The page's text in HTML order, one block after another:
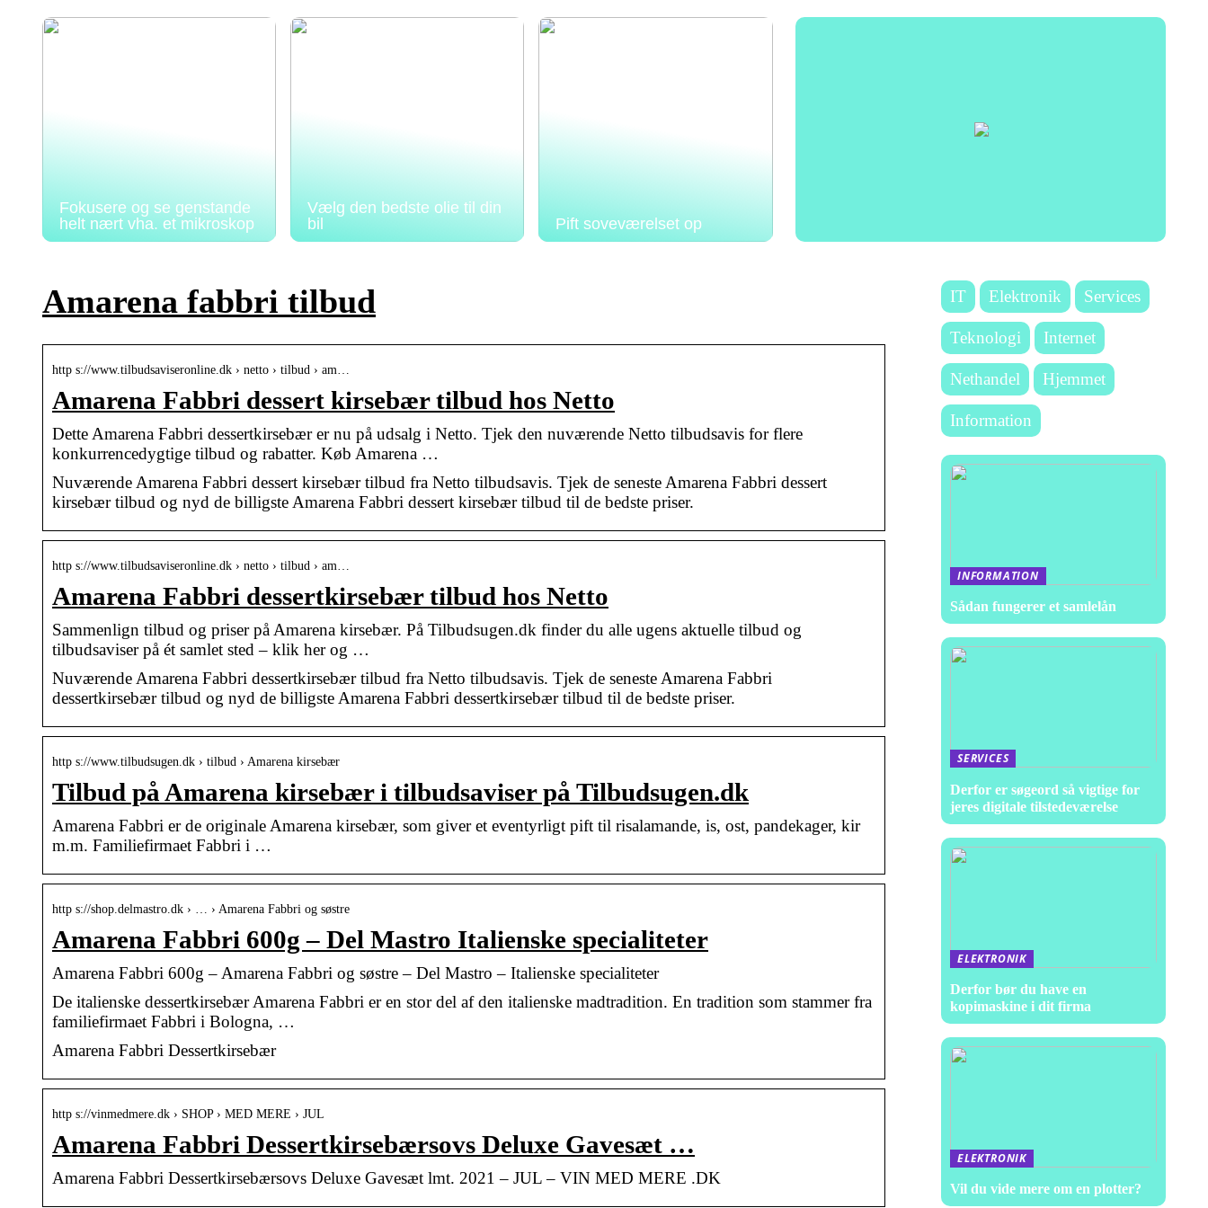
Fokusere og se genstande
helt nært vha. et mikroskop
Vælg den bedste olie til din
bil
Pift soveværelset op
Amarena fabbri tilbud
http s://www.tilbudsaviseronline.dk › netto › tilbud › am…
Amarena Fabbri dessert kirsebær tilbud hos Netto
Dette Amarena Fabbri dessertkirsebær er nu på udsalg i Netto. Tjek den nuværende Netto tilbudsavis for flere
konkurrencedygtige tilbud og rabatter. Køb Amarena …
Nuværende Amarena Fabbri dessert kirsebær tilbud fra Netto tilbudsavis. Tjek de seneste Amarena Fabbri dessert
kirsebær tilbud og nyd de billigste Amarena Fabbri dessert kirsebær tilbud til de bedste priser.
http s://www.tilbudsaviseronline.dk › netto › tilbud › am…
Amarena Fabbri dessertkirsebær tilbud hos Netto
Sammenlign tilbud og priser på Amarena kirsebær. På Tilbudsugen.dk finder du alle ugens aktuelle tilbud og
tilbudsaviser på ét samlet sted – klik her og …
Nuværende Amarena Fabbri dessertkirsebær tilbud fra Netto tilbudsavis. Tjek de seneste Amarena Fabbri
dessertkirsebær tilbud og nyd de billigste Amarena Fabbri dessertkirsebær tilbud til de bedste priser.
http s://www.tilbudsugen.dk › tilbud › Amarena kirsebær
Tilbud på Amarena kirsebær i tilbudsaviser på Tilbudsugen.dk
Amarena Fabbri er de originale Amarena kirsebær, som giver et eventyrligt pift til risalamande, is, ost, pandekager, kir
m.m. Familiefirmaet Fabbri i …
http s://shop.delmastro.dk › … › Amarena Fabbri og søstre
Amarena Fabbri 600g – Del Mastro Italienske specialiteter
Amarena Fabbri 600g – Amarena Fabbri og søstre – Del Mastro – Italienske specialiteter
De italienske dessertkirsebær Amarena Fabbri er en stor del af den italienske madtradition. En tradition som stammer fra
familiefirmaet Fabbri i Bologna, …
Amarena Fabbri Dessertkirsebær
http s://vinmedmere.dk › SHOP › MED MERE › JUL
Amarena Fabbri Dessertkirsebærsovs Deluxe Gavesæt …
Amarena Fabbri Dessertkirsebærsovs Deluxe Gavesæt lmt. 2021 – JUL – VIN MED MERE .DK
IT Elektronik Services
Teknologi Internet
Nethandel Hjemmet
Information
INFORMATION
Sådan fungerer et samlelån
SERVICES
Derfor er søgeord så vigtige for
jeres digitale tilstedeværelse
ELEKTRONIK
Derfor bør du have en
kopimaskine i dit firma
ELEKTRONIK
Vil du vide mere om en plotter?